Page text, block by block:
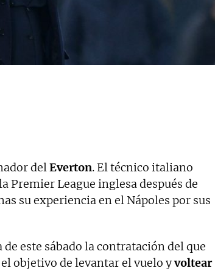
delEverton. El técnico italiano
Premier League inglesa después de
su experiencia en el Nápoles por sus
este sábado la contratación del que
objetivo de levantar el vuelo yvoltear